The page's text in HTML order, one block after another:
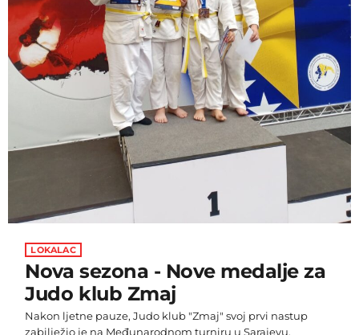
LOKALAC
Nova sezona - Nove medalje za
Judo klub Zmaj
Nakon ljetne pauze, Judo klub "Zmaj" svoj prvi nastup
zabilježio je na Međunarodnom turniru u Sarajevu.